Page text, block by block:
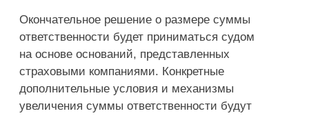
Окончательное решение о размере суммы
ответственности будет приниматься судом
на основе оснований, представленных
страховыми компаниями. Конкретные
дополнительные условия и механизмы
увеличения суммы ответственности будут